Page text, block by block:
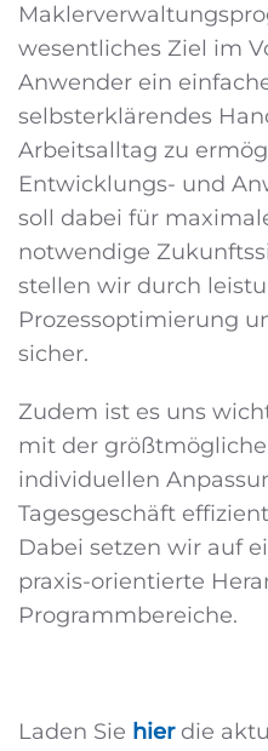
wesentliches Ziel im
Anwender ein
selbsterklärendes
Arbeitsalltag zu
Entwicklungs- und
soll dabei für
notwendige
stellen wir durch
Prozessoptimierung
sicher.
Zudem ist es uns
mit der
individuellen
Tagesgeschäft
Dabei setzen wir auf
praxis-orientierte
Programmbereiche.
Laden Sie hier die